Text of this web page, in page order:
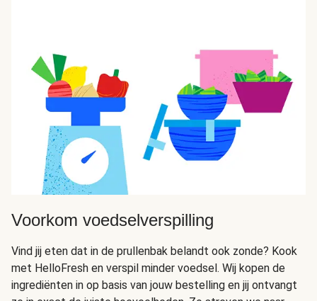
Voorkom voedselverspilling
Vind jij eten dat in de prullenbak belandt ook zonde? Kook
met HelloFresh en verspil minder voedsel. Wij kopen de
ingrediënten in op basis van jouw bestelling en jij ontvangt